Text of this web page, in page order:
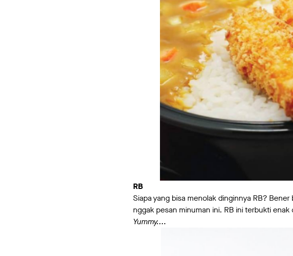
RB
Siapa yang bisa menolak dinginnya RB?
nggak pesan minuman ini. RB ini terbukti
Yummy....